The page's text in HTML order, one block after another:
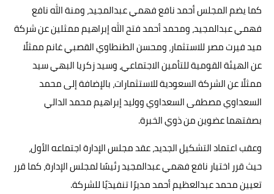
كما يضم المجلس أحمد نافع فهمي عبدالمجيد، ومنة الله نافع
فهمي عبدالمجيد، ومحمد أحمد فتح الله إبراهيم ممثلين عن شركة
ميد فيرت مصر للاستثمار، ومحسن الطنطاوي القصبي غانم ممثلًا
عن الهيئة القومية للتأمين الاجتماعي، وسيد زكريا البهي سيد
ممثلًا عن الشركة السعودية للاستثمارات، بالإضافة إلى محمد
السعداوي مصطفى السعداوي ووليد إبراهيم محمد الدالي
بصفتهما عضوين من ذوي الخبرة.
وعقب اعتماد التشكيل الجديد، عقد مجلس الإدارة اجتماعه الأول،
حيث قرر اختيار نافع فهمي عبدالمجيد رئيسًا لمجلس الإدارة، كما قرر
تعيين محمد عبدالعظيم أحمد مديرًا تنفيذيًا للشركة.